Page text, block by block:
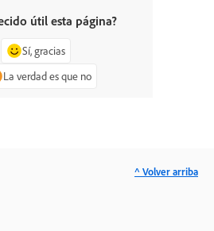
útil esta página?
Sí, gracias
La verdad es que no
^ Volver arriba